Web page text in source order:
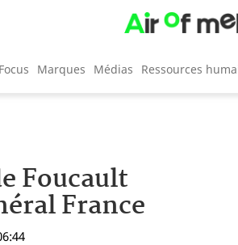
Focus Marques Médias Ressources
Foucault
France